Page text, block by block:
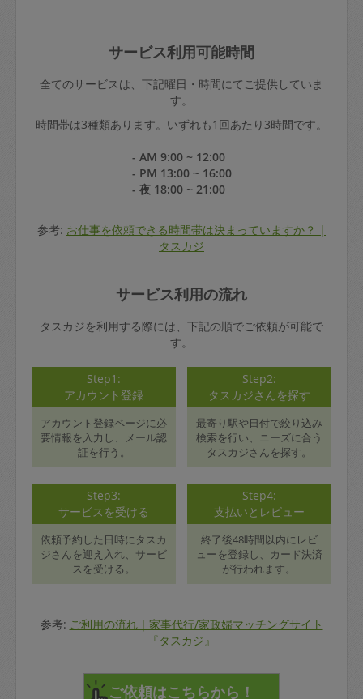
サービス利用可能時間
全てのサービスは、下記曜日・時間にてご提供していま
す。
時間帯は3種類あります。いずれも1回あたり3時間です。
- AM 9:00 ~ 12:00
- PM 13:00 ~ 16:00
- 夜 18:00 ~ 21:00
参考: お仕事を依頼できる時間帯は決まっていますか？ |
タスカジ
サービス利用の流れ
タスカジを利用する際には、下記の順でご依頼が可能で
す。
Step1:
アカウント登録
アカウント登録ページに必
要情報を入力し、メール認
証を行う。
Step2:
タスカジさんを探す
最寄り駅や日付で絞り込み
検索を行い、ニーズに合う
タスカジさんを探す。
Step3:
サービスを受ける
依頼予約した日時にタスカ
ジさんを迎え入れ、サービ
スを受ける。
Step4:
支払いとレビュー
終了後48時間以内にレビ
ューを登録し、カード決済
が行われます。
参考: ご利用の流れ｜家事代行/家政婦マッチングサイト
『タスカジ』